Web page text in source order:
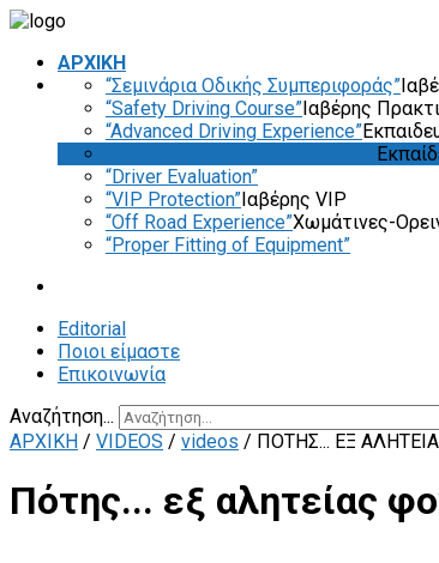
ΑΡΧΙΚΗ
“Σεμινάρια Οδικής Συμπεριφοράς”
“Safety Driving Course”Ιαβέρης
“Advanced Driving Experience”
“Driver Evaluation”
“VIP Protection”Ιαβέρης VIP
“Off Road Experience”Χωμάτινες-
“Proper Fitting of Equipment”
Editorial
Ποιοι είμαστε
Επικοινωνία
Αναζήτηση...
ΑΡΧΙΚΗ / VIDEOS / videos / ΠΌΤΗΣ... ΕΞ
Πότης... εξ αλητείας